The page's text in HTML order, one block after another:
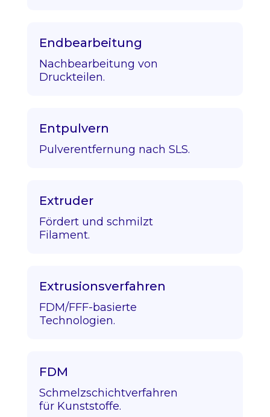
Endbearbeitung
Nachbearbeitung von
Druckteilen.
Entpulvern
Pulverentfernung nach SLS.
Extruder
Fördert und schmilzt
Filament.
Extrusionsverfahren
FDM/FFF-basierte
Technologien.
FDM
Schmelzschichtverfahren
für Kunststoffe.